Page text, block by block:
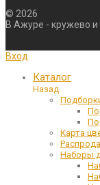
© 2026
В Ажуре - кружево и
Вход
Каталог
Назад
Карта
Наборы